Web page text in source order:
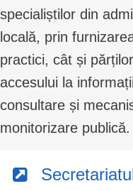
specialiștilor din
locală, prin
practici, cât și
accesului la
consultare și
monitorizare publică.